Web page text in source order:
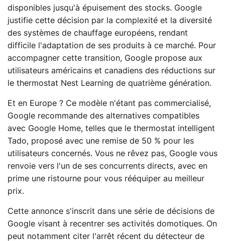
disponibles jusqu'à épuisement des stocks. Google
justifie cette décision par la complexité et la diversité
des systèmes de chauffage européens, rendant
difficile l'adaptation de ses produits à ce marché. Pour
accompagner cette transition, Google propose aux
utilisateurs américains et canadiens des réductions sur
le thermostat Nest Learning de quatrième génération.
Et en Europe ? Ce modèle n'étant pas commercialisé,
Google recommande des alternatives compatibles
avec Google Home, telles que le thermostat intelligent
Tado, proposé avec une remise de 50 % pour les
utilisateurs concernés. Vous ne rêvez pas, Google vous
renvoie vers l'un de ses concurrents directs, avec en
prime une ristourne pour vous rééquiper au meilleur
prix.
Cette annonce s'inscrit dans une série de décisions de
Google visant à recentrer ses activités domotiques. On
peut notamment citer l'arrêt récent du détecteur de